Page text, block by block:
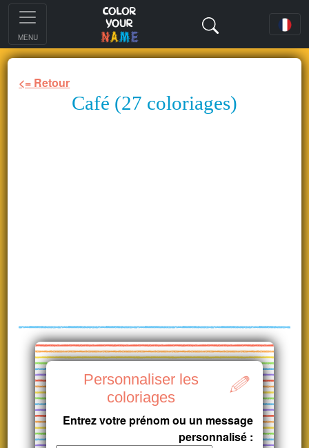
MENU
<= Retour
Café (27 coloriages)
Personnaliser les
coloriages
Entrez votre prénom ou un message
personnalisé :